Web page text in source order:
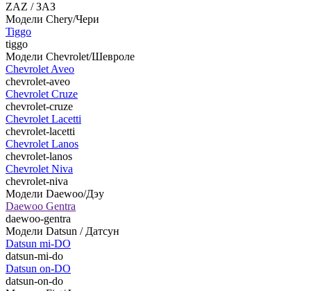
ZAZ / ЗАЗ
Модели Chery/Чери
Tiggo
tiggo
Модели Chevrolet/Шевроле
Chevrolet Aveo
chevrolet-aveo
Chevrolet Cruze
chevrolet-cruze
Chevrolet Lacetti
chevrolet-lacetti
Chevrolet Lanos
chevrolet-lanos
Chevrolet Niva
chevrolet-niva
Модели Daewoo/Дэу
Daewoo Gentra
daewoo-gentra
Модели Datsun / Датсун
Datsun mi-DO
datsun-mi-do
Datsun on-DO
datsun-on-do